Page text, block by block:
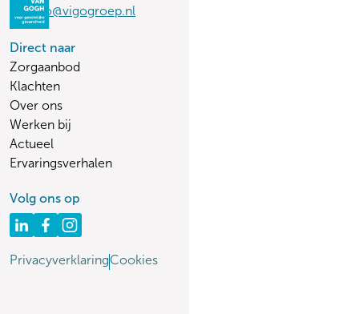
vvginfo@vigogroep.nl
Direct naar
Zorgaanbod
Klachten
Over ons
Werken bij
Actueel
Ervaringsverhalen
Volg ons op
PrivacyverklaringCookies